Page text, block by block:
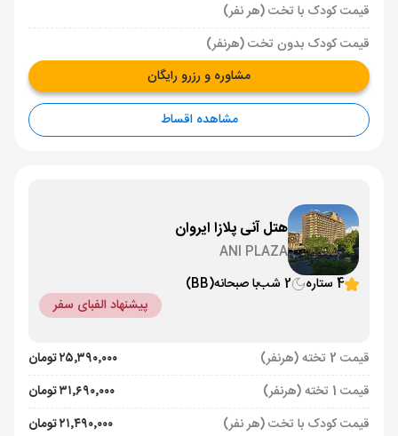
قیمت کودک با تخت (هر نفر)
قیمت کودک بدون تخت (هرنفر)
مشاوره و رزرو رایگان
مشاهده اقساط
هتل آنی پلازا ایروان
ANI PLAZA
4 ستاره
2 شب با صبحانه(BB)
پیشنهاد الفبای سفر
قیمت 2 تخته (هرنفر)
۲۵٬۳۹۰٬۰۰۰ تومان
قیمت 1 تخته (هرنفر)
۳۱٬۶۹۰٬۰۰۰ تومان
قیمت کودک با تخت (هر نفر)
۲۱٬۴۹۰٬۰۰۰ تومان